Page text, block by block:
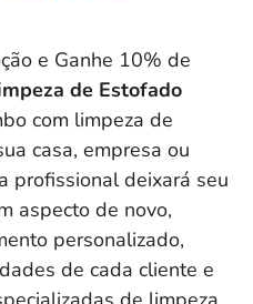
e Ganhe 10% de
de Estofado
com limpeza de
casa, empresa ou
profissional deixará seu
aspecto de novo,
personalizado,
de cada cliente e